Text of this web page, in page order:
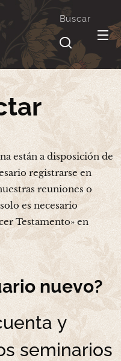
Buscar
están a disposición de
registrarse en
reuniones o
es necesario
Testamento» en
nuevo?
y
seminarios